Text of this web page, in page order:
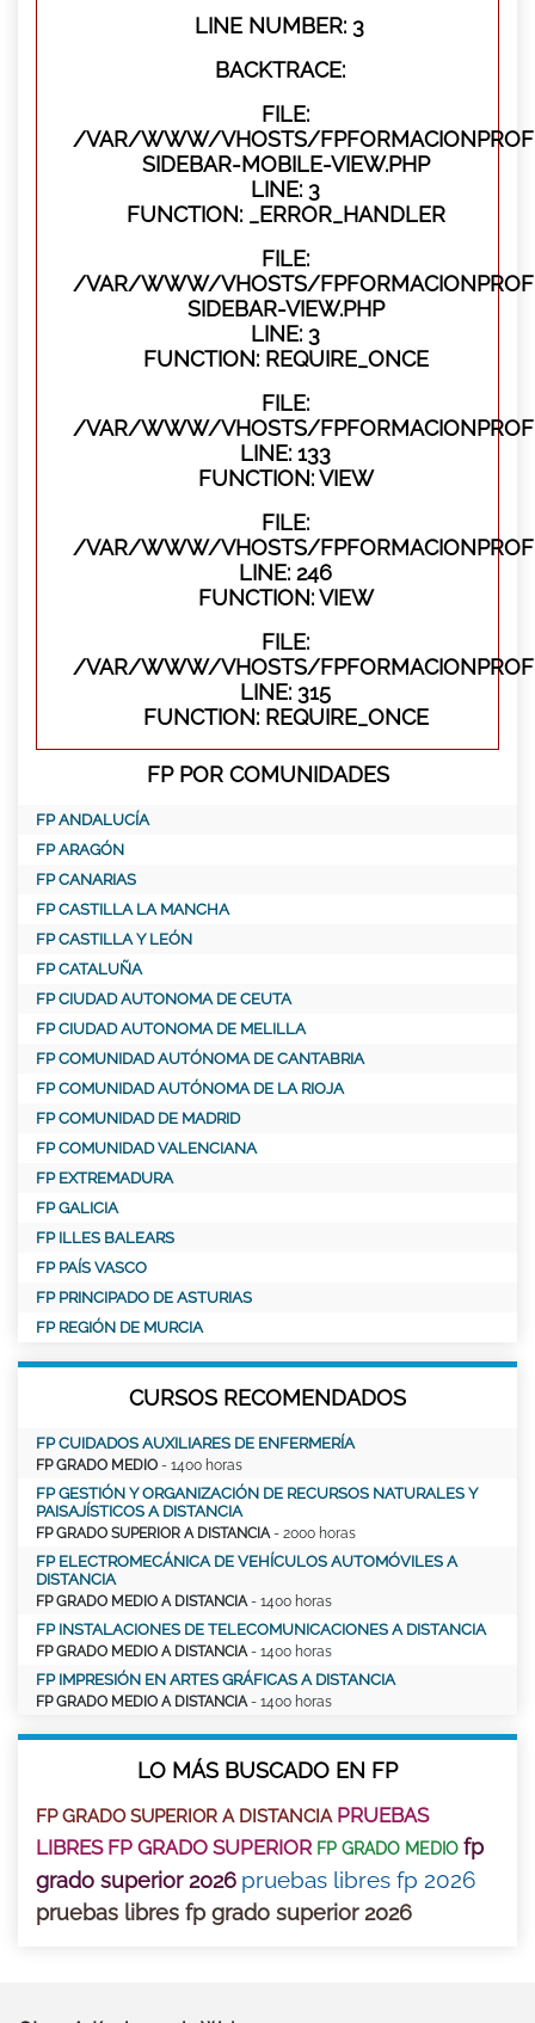
LINE NUMBER: 3
BACKTRACE:
FILE:
/VAR/WWW/VHOSTS/
SIDEBAR-MOBILE-VIEW.PHP
LINE: 3
FUNCTION: _ERROR_HANDLER
FILE:
/VAR/WWW/VHOSTS/
SIDEBAR-VIEW.PHP
LINE: 3
FUNCTION: REQUIRE_ONCE
FILE:
/VAR/WWW/VHOSTS/
LINE: 133
FUNCTION: VIEW
FILE:
/VAR/WWW/VHOSTS/
LINE: 246
FUNCTION: VIEW
FILE:
/VAR/WWW/VHOSTS/
LINE: 315
FUNCTION: REQUIRE_ONCE
FP POR COMUNIDADES
FP ANDALUCÍA
FP ARAGÓN
FP CANARIAS
FP CASTILLA LA MANCHA
FP CASTILLA Y LEÓN
FP CATALUÑA
FP CIUDAD AUTONOMA DE CEUTA
FP CIUDAD AUTONOMA DE MELILLA
FP COMUNIDAD AUTÓNOMA DE CANTABRIA
FP COMUNIDAD AUTÓNOMA DE LA RIOJA
FP COMUNIDAD DE MADRID
FP COMUNIDAD VALENCIANA
FP EXTREMADURA
FP GALICIA
FP ILLES BALEARS
FP PAÍS VASCO
FP PRINCIPADO DE ASTURIAS
FP REGIÓN DE MURCIA
CURSOS RECOMENDADOS
FP CUIDADOS AUXILIARES DE ENFERMERÍA
FP GRADO MEDIO - 1400 horas
FP GESTIÓN Y ORGANIZACIÓN DE RECURSOS NATURALES Y
PAISAJÍSTICOS A DISTANCIA
FP GRADO SUPERIOR A DISTANCIA- 2000 horas
FP ELECTROMECÁNICA DE VEHÍCULOS AUTOMÓVILES A
DISTANCIA
FP GRADO MEDIO A DISTANCIA- 1400 horas
FP INSTALACIONES DE TELECOMUNICACIONES A DISTANCIA
FP GRADO MEDIO A DISTANCIA- 1400 horas
FP IMPRESIÓN EN ARTES GRÁFICAS A DISTANCIA
FP GRADO MEDIO A DISTANCIA- 1400 horas
LO MÁS BUSCADO EN FP
FP GRADO SUPERIOR A DISTANCIA PRUEBAS
LIBRES FP GRADO SUPERIOR FP GRADO MEDIO fp
grado superior 2026 pruebas libres fp 2026
pruebas libres fp grado superior 2026